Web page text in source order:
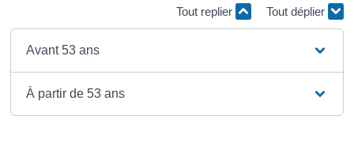
Tout replier Tout déplier
Avant 53 ans
À partir de 53 ans